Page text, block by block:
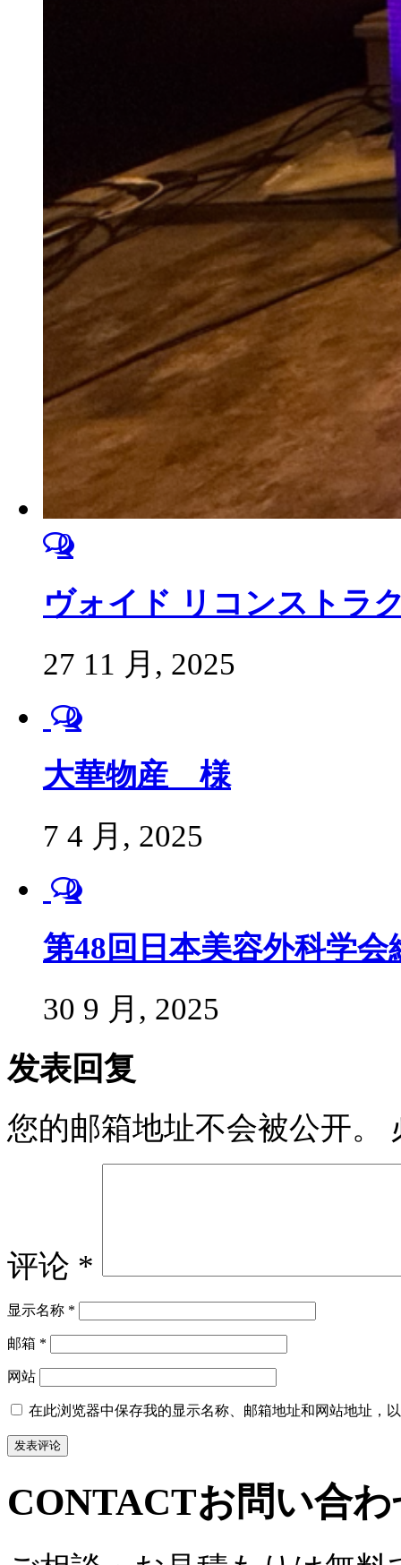
0
ヴォイド リコンストラ
27 11 月, 2025
0
大華物産 様
7 4 月, 2025
0
第48回日本美容外科学会
30 9 月, 2025
发表回复
您的邮箱地址不会被公开。
评论 *
显示名称 *
邮箱 *
网站
在此浏览器中保存我的显示名称、邮箱地址和网站地址，
CONTACTお問い合